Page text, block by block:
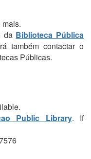
da Biblioteca Pública
também contactar o
Públicas.
Public Library. If